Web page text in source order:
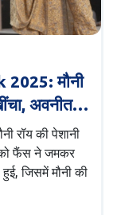
मौनी
अवनीत
रॉय की पेशानी
को फैंस ने जमकर
जिसमें मौनी की